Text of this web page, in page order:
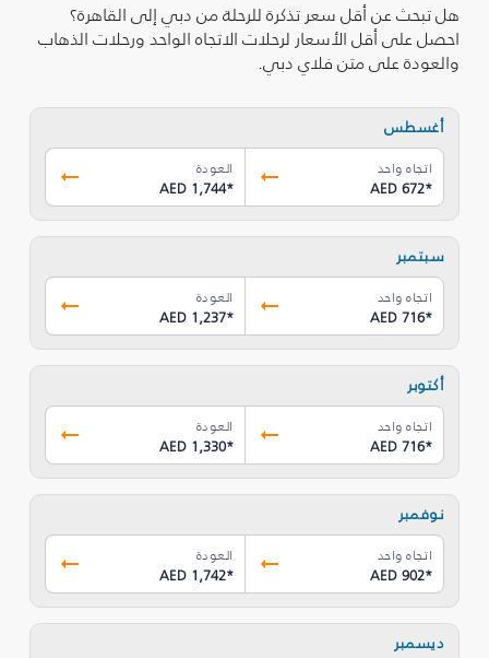
هل تبحث عن أقل سعر تذكرة للرحلة من دبي إلى القاهرة؟
احصل على أقل الأسعار لرحلات الاتجاه الواحد ورحلات الذهاب
والعودة على متن فلاي دبي.
أغسطس
اتجاه واحد
AED 672*
العودة
AED 1,744*
سبتمبر
اتجاه واحد
AED 716*
العودة
AED 1,237*
أكتوبر
اتجاه واحد
AED 716*
العودة
AED 1,330*
نوفمبر
اتجاه واحد
AED 902*
العودة
AED 1,742*
ديسمبر